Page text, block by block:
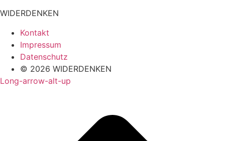
WIDERDENKEN
Kontakt
Impressum
Datenschutz
© 2026 WIDERDENKEN
Long-arrow-alt-up